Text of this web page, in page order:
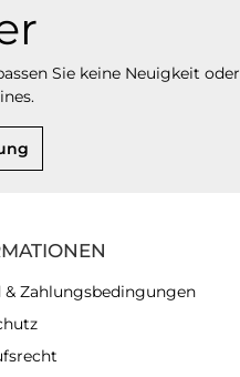
Sie keine Neuigkeit oder
& Zahlungsbedingungen